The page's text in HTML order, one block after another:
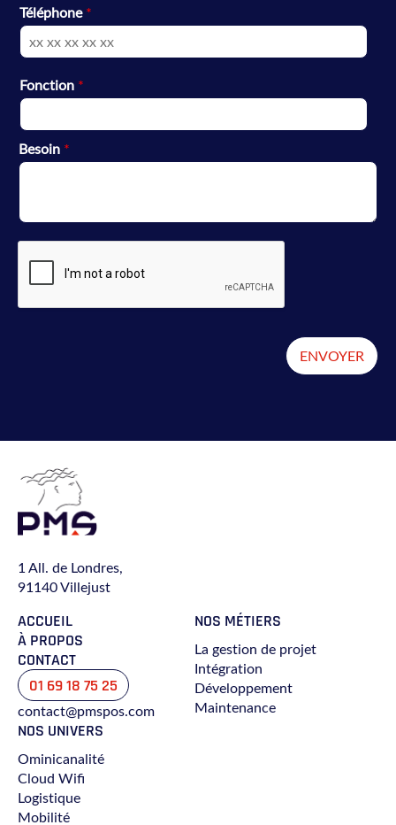
Téléphone*
Fonction *
Besoin *
ENVOYER
1 All. de Londres,
91140 Villejust
ACCUEIL
À PROPOS
CONTACT
01 69 18 75 25
contact@pmspos.com
NOS MÉTIERS
La gestion de projet
Intégration
Développement
Maintenance
NOS UNIVERS
Ominicanalité
Cloud Wifi
Logistique
Mobilité